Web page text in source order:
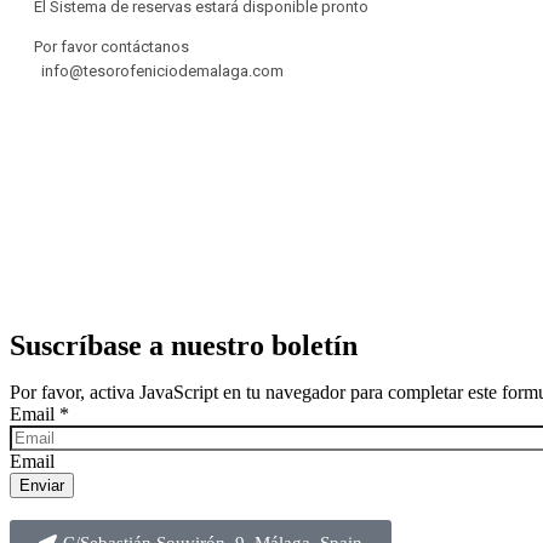
Suscríbase a nuestro boletín
Por favor, activa JavaScript en tu navegador para completar este
Email *
Email
Enviar